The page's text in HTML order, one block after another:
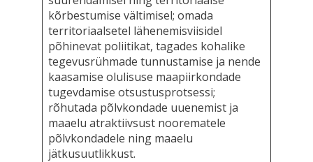
kõrbestumise vältimisel; omada
territoriaalsetel lähenemisviisidel
põhinevat poliitikat, tagades kohalike
tegevusrühmade tunnustamise ja nende
kaasamise olulisuse maapiirkondade
tugevdamise otsustusprotsessi;
rõhutada põlvkondade uuenemist ja
maaelu atraktiivsust noorematele
põlvkondadele ning maaelu
jätkusuutlikkust.